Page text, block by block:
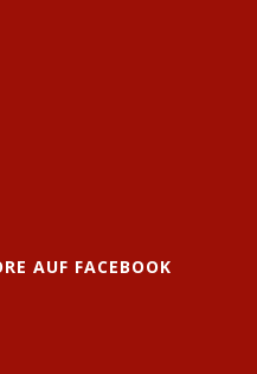
AUF FACEBOOK